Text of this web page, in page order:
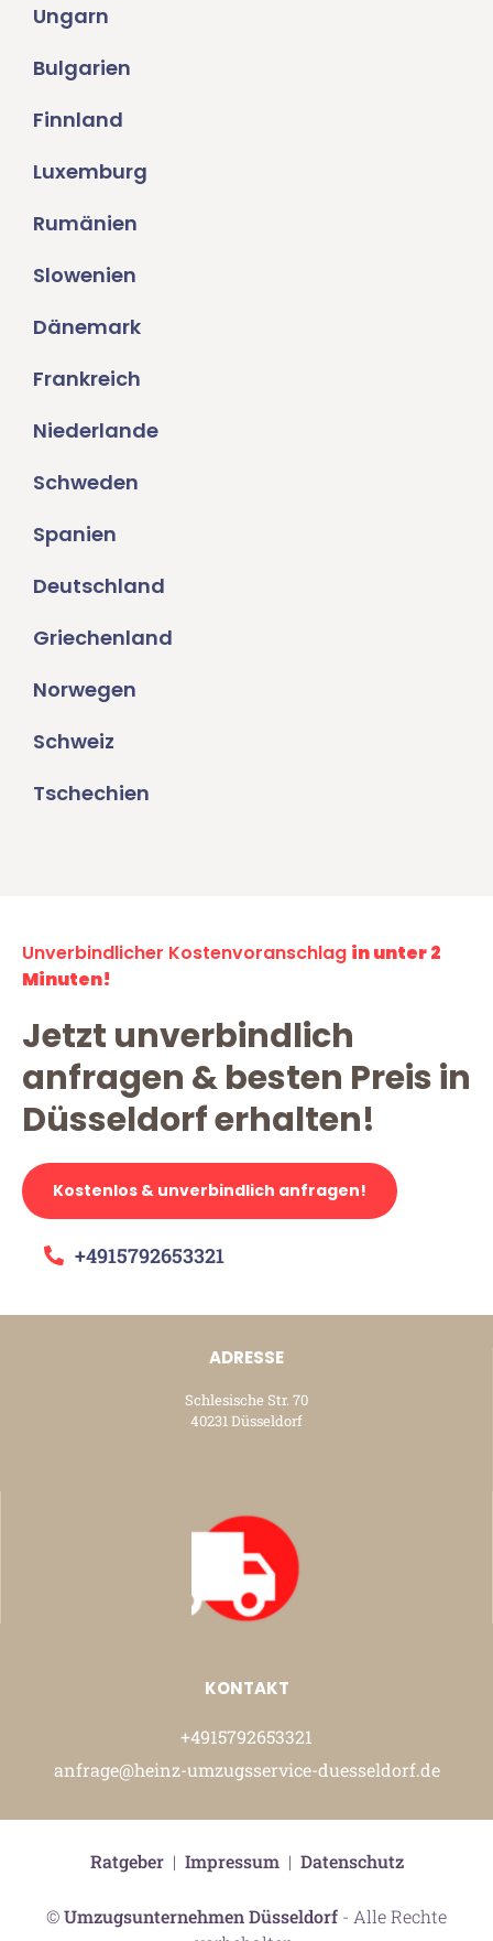
Ungarn
Bulgarien
Finnland
Luxemburg
Rumänien
Slowenien
Dänemark
Frankreich
Niederlande
Schweden
Spanien
Deutschland
Griechenland
Norwegen
Schweiz
Tschechien
Unverbindlicher Kostenvoranschlag in unter 2
Minuten!
Jetzt unverbindlich
anfragen & besten Preis in
Düsseldorf erhalten!
Kostenlos & unverbindlich anfragen!
+4915792653321
ADRESSE
Schlesische Str. 70
40231 Düsseldorf
KONTAKT
+4915792653321
anfrage@heinz-umzugsservice-duesseldorf.de
©Umzugsunternehmen Düsseldorf - Alle Rechte
Ratgeber| Impressum| Datenschutz